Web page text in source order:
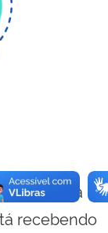
essa
recebendo